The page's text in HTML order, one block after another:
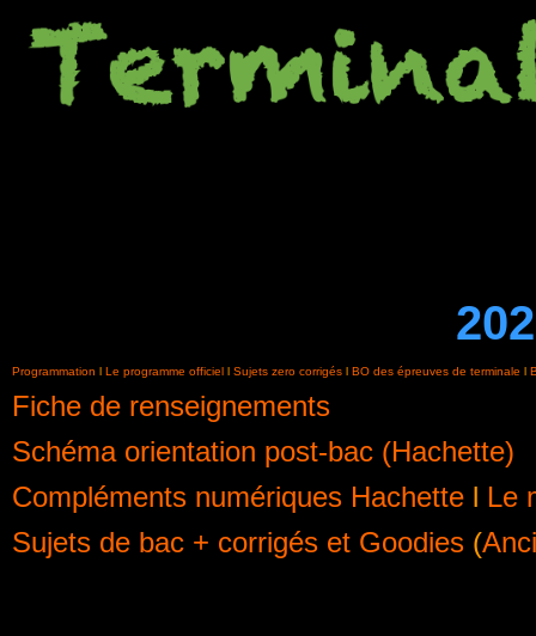
Programmation l Le programme officiel l Sujets zero corrigés l BO des épreuves de terminale l
Fiche de renseignements
Schéma orientation post-bac (Hachette)
Compléments numériques Hachette l Le
Sujets de bac + corrigés et Goodies (